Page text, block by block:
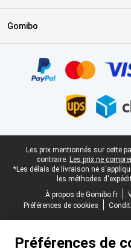
Gomibo
Pied-de-page légal
Les prix mentionnés sur cette
contraire. Les prix ne
*Les délais de livraison ne
les méthodes
À propos de Gomibo.fr
Préférences de cookies
Préférences de